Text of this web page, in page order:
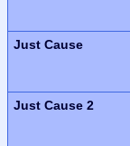
Just Cause
Just Cause 2